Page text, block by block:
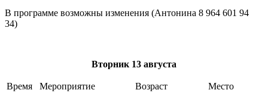
В программе возможны изменения (Антонина 8 964 601 94
34)
Вторник 13 августа
Время Мероприятие Возраст Место